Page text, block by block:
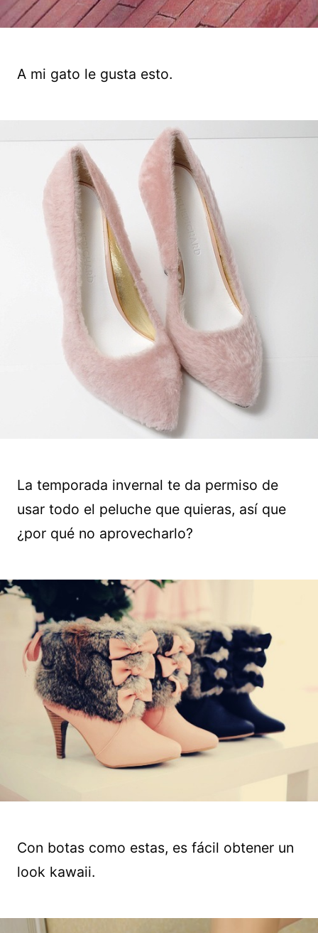
A mi gato le gusta esto.
La temporada invernal te da permiso de
usar todo el peluche que quieras, así que
¿por qué no aprovecharlo?
Con botas como estas, es fácil obtener un
look kawaii.